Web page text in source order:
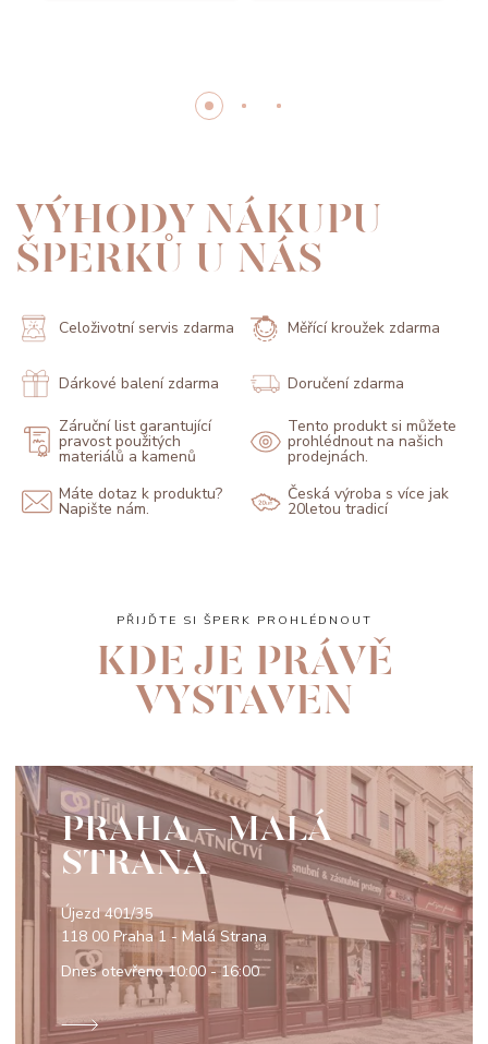
VÝHODY NÁKUPU
ŠPERKŮ U NÁS
Celoživotní servis zdarma Měřící kroužek zdarma
Dárkové balení zdarma Doručení zdarma
Záruční list garantující
pravost použitých
materiálů a kamenů
Tento produkt si můžete
prohlédnout na našich
prodejnách.
Máte dotaz k produktu?
Napište nám.
Česká výroba s více jak
20letou tradicí
PŘIJĎTE SI ŠPERK PROHLÉDNOUT
KDE JE PRÁVĚ
VYSTAVEN
PRAHA - MALÁ
STRANA
Újezd 401/35
118 00 Praha 1 - Malá Strana
Dnes otevřeno10:00 - 16:00